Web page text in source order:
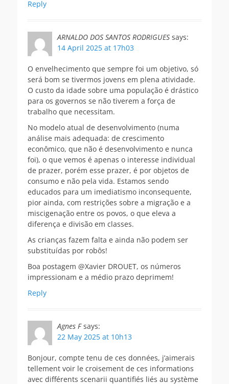
Reply
ARNALDO DOS SANTOS RODRIGUES says:
14 April 2025 at 17h03
O envelhecimento que sempre foi um objetivo, só
será bom se tivermos jovens em plena atividade.
O custo da idade sobre uma população é drástico
para os governos se não tiverem a força de
trabalho que necessitam.
No modelo atual de desenvolvimento (numa
análise mais adequada: de crescimento
econômico, que não é desenvolvimento e nunca
foi), o que vemos é apenas o interesse individual
de prazer, porém esse prazer, é por objetos de
consumo e não pela vida. Estamos sendo
educados para um imediatismo inconsequente,
pior ainda, com restrições sobre a migração e a
miscigenação entre os povos, o que eleva a
diferença e divisão em classes.
As crianças fazem falta e ainda não podem ser
substituídas por robôs!
Boa postagem @Xavier DROUET, os números
impressionam e a médio prazo deprimem!
Reply
Agnes F says:
22 May 2025 at 10h13
Bonjour, compte tenu de ces données, j’aimerais
tellement voir le croisement de ces informations
avec différents scenarii quantifiés liés au système